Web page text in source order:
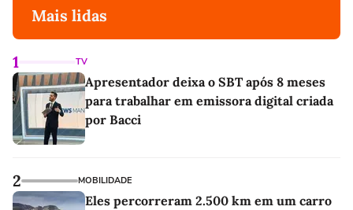
Mais lidas
1 TV
Apresentador deixa o SBT após 8 meses
para trabalhar em emissora digital criada
por Bacci
2 MOBILIDADE
Eles percorreram 2.500 km em um carro